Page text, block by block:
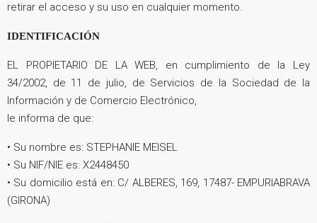
retirar el acceso y su uso en cualquier momento.
IDENTIFICACIÓN
EL PROPIETARIO DE LA WEB, en cumplimiento de la Ley
34/2002, de 11 de julio, de Servicios de la Sociedad de la
Información y de Comercio Electrónico,
le informa de que:
• Su nombre es: STEPHANIE MEISEL
• Su NIF/NIE es: X2448450
• Su domicilio está en: C/ ALBERES, 169, 17487- EMPURIABRAVA
(GIRONA)